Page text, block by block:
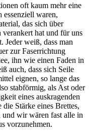
oft kaum mehr eine
essenziell waren,
das sich über
hat und für uns
Jeder weiß, dass man
zur Faserrichtung
ihn wie einen Faden in
auch, dass sich Seile
eignen, so lange das
stabförmig, als Ast oder
eines auskragenden
Stärke eines Brettes,
und wir wären fast alle in
vorzunehmen.